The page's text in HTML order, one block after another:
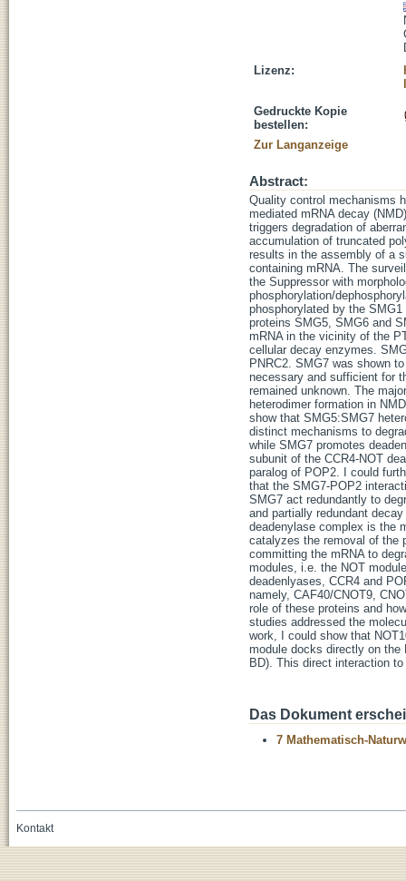
Lizenz:
Gedruckte Kopie
bestellen:
Zur Langanzeige
Abstract:
Quality control mechanisms
mediated mRNA decay
triggers degradation of
accumulation of truncated
results in the assembly of a
containing mRNA. The
the Suppressor with
phosphorylation/
phosphorylated by the
proteins SMG5, SMG6 and
mRNA in the vicinity of the
cellular decay enzymes.
PNRC2. SMG7 was shown
necessary and sufficient for
remained unknown. The
heterodimer formation in
show that SMG5:SMG7
distinct mechanisms to
while SMG7 promotes
subunit of the CCR4-NOT
paralog of POP2. I could
that the SMG7-POP2
SMG7 act redundantly to
and partially redundant
deadenylase complex is the
catalyzes the removal of the
committing the mRNA to
modules, i.e. the NOT
deadenlyases, CCR4 and
namely, CAF40/CNOT9,
role of these proteins and
studies addressed the
work, I could show that
module docks directly on the
BD). This direct interaction
Das Dokument
7 Mathematisch-
Kontakt